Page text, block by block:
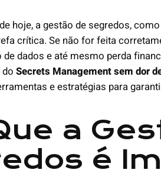
hoje, a gestão de segredos,
crítica. Se não for feita
de dados e até mesmo perda
Secrets Management sem dor
e estratégias para
a
é